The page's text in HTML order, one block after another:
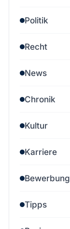
Politik
Recht
News
Chronik
Kultur
Karriere
Bewerbung
Tipps